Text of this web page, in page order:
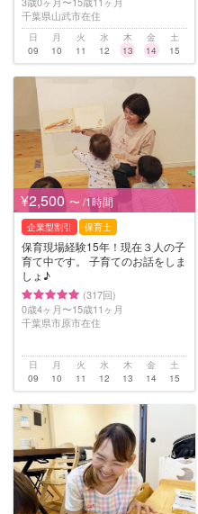
千葉県山武市在住
日
09
月
10
火
11
水
12
木
13
金
14
土
15
¥2,500 〜 /1時間
企業型割引 保育士
保育現場経験15年！現在３人の子
育て中です。 子育てのお話をしま
しょ♪
(317回)
0歳4ヶ月〜15歳11ヶ月
千葉県市原市在住
日
09
月
10
火
11
水
12
木
13
金
14
土
15